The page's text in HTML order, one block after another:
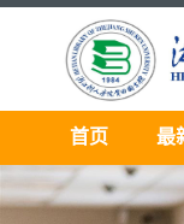
首页 最